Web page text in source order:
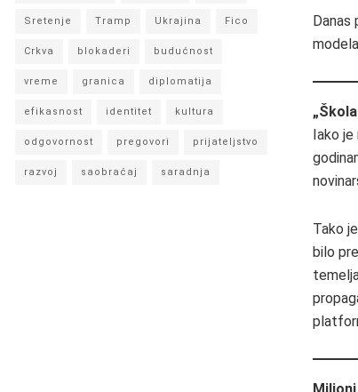
Danas
Iako
Tako
bilo
Sretenje Tramp Ukrajina Fico
Crkva blokaderi budućnost
vreme granica diplomatija
efikasnost identitet kultura
odgovornost pregovori prijateljstvo
razvoj saobraćaj saradnja